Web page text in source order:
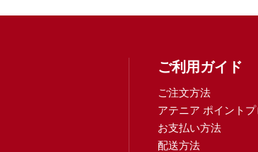
ご利用ガイド
ご注文方法
アテニア ポイントプ
お支払い方法
配送方法